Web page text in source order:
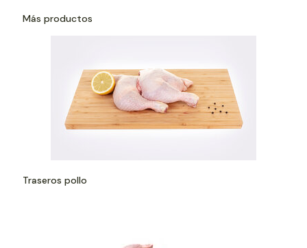
Más productos
Traseros pollo